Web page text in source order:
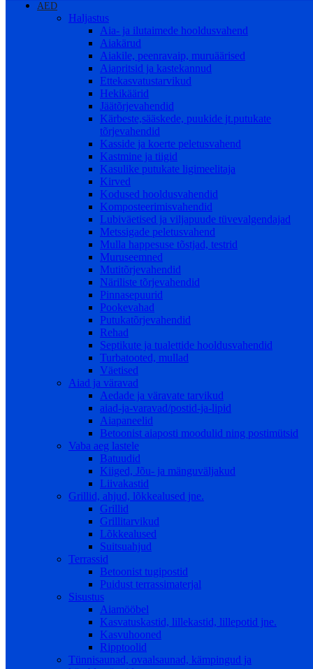
AED
Haljastus
Aia- ja ilutaimede hooldusvahend
Aiakärud
Aiakile, peenravaip, muruäärised
Aiapritsid ja kastekannud
Ettekasvatustarvikud
Hekikäärid
Jäätõrjevahendid
Kärbeste,sääskede, puukide jt.putukate
tõrjevahendid
Kasside ja koerte peletusvahend
Kastmine ja tiigid
Kasulike putukate ligimeelitaja
Kirved
Kodused hooldusvahendid
Komposteerimisvahendid
Lubiväetised ja viljapuude tüvevalgendajad
Metssigade peletusvahend
Mulla happesuse tõstjad, testrid
Muruseemned
Mutitõrjevahendid
Näriliste tõrjevahendid
Pinnasepuurid
Pookevahad
Putukatõrjevahendid
Rehad
Septikute ja tualettide hooldusvahendid
Turbatooted, mullad
Väetised
Aiad ja väravad
Aedade ja väravate tarvikud
aiad-ja-varavad/postid-ja-lipid
Aiapaneelid
Betoonist aiaposti moodulid ning postimütsid
Vaba aeg lastele
Batuudid
Kiiged, Jõu- ja mänguväljakud
Liivakastid
Grillid, ahjud, lõkkealused jne.
Grillid
Grillitarvikud
Lõkkealused
Suitsuahjud
Terrassid
Betoonist tugipostid
Puidust terrassimaterjal
Sisustus
Aiamööbel
Kasvatuskastid, lillekastid, lillepotid jne.
Kasvuhooned
Ripptoolid
Tünnisaunad, ovaalsaunad, kämpingud ja